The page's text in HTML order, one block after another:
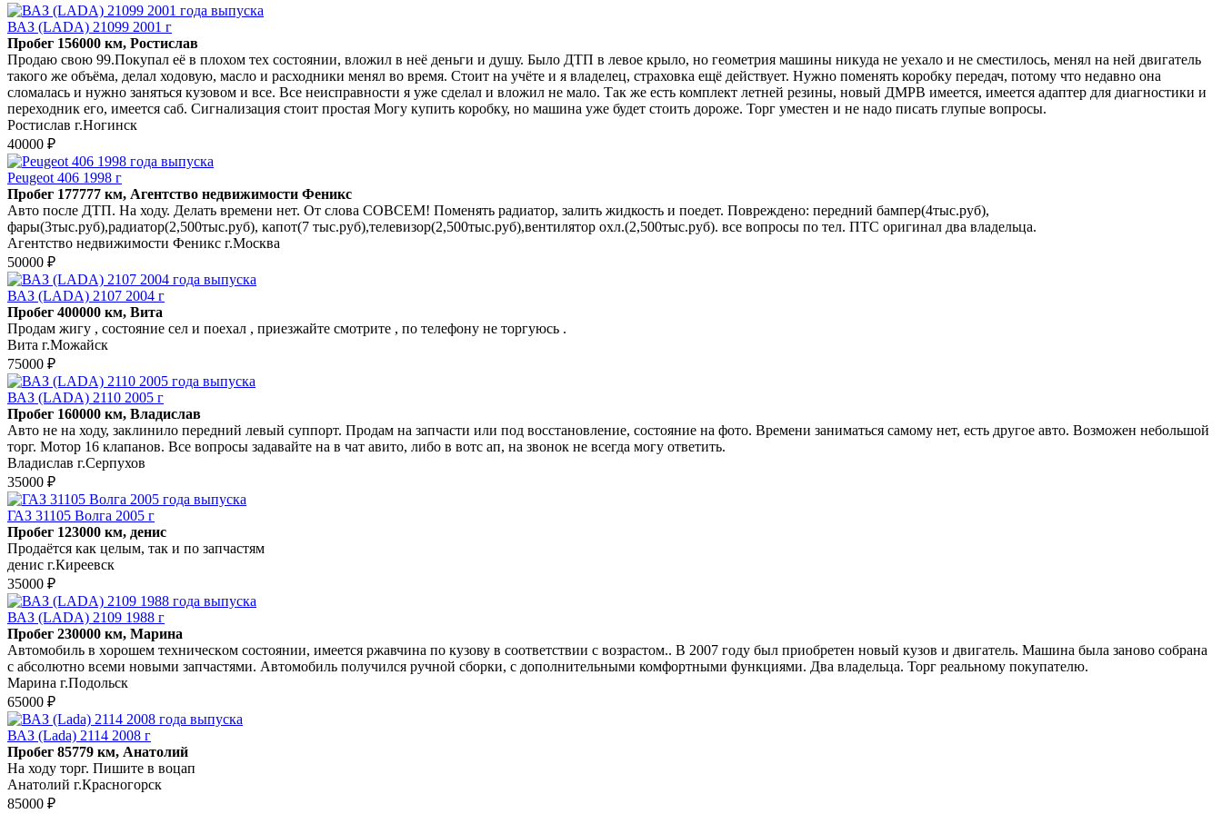
ВАЗ (LADA) 21099 2001 г
Пробег 156000 км, Ростислав
Продаю свою 99.Покупал её в плохом тех состоянии, вложил в неё деньги и душу. Было ДТП в левое крыло, но геометрия машины никуда не уехало и не сместилось, менял на ней двигатель
такого же объёма, делал ходовую, масло и расходники менял во время. Стоит на учёте и я владелец, страховка ещё действует. Нужно поменять коробку передач, потому что недавно она
сломалась и нужно заняться кузовом и все. Все неисправности я уже сделал и вложил не мало. Так же есть комплект летней резины, новый ДМРВ имеется, имеется адаптер для диагностики и
переходник его, имеется саб. Сигнализация стоит простая Могу купить коробку, но машина уже будет стоить дороже. Торг уместен и не надо писать глупые вопросы.
Ростислав г.Ногинск
40000 ₽
Peugeot 406 1998 г
Пробег 177777 км, Агентство недвижимости Феникс
Авто после ДТП. На ходу. Делать времени нет. От слова СОВСЕМ! Поменять радиатор, залить жидкость и поедет. Повреждено: передний бампер(4тыс.руб),
фары(3тыс.руб),радиатор(2,500тыс.руб), капот(7 тыс.руб),телевизор(2,500тыс.руб),вентилятор охл.(2,500тыс.руб). все вопросы по тел. ПТС оригинал два владельца.
Агентство недвижимости Феникс г.Москва
50000 ₽
ВАЗ (LADA) 2107 2004 г
Пробег 400000 км, Вита
Продам жигу , состояние сел и поехал , приезжайте смотрите , по телефону не торгуюсь .
Вита г.Можайск
75000 ₽
ВАЗ (LADA) 2110 2005 г
Пробег 160000 км, Владислав
Авто не на ходу, заклинило передний левый суппорт. Продам на запчасти или под восстановление, состояние на фото. Времени заниматься самому нет, есть другое авто. Возможен небольшой
торг. Мотор 16 клапанов. Все вопросы задавайте на в чат авито, либо в вотс ап, на звонок не всегда могу ответить.
Владислав г.Серпухов
35000 ₽
ГАЗ 31105 Волга 2005 г
Пробег 123000 км, денис
Продаётся как целым, так и по запчастям
денис г.Киреевск
35000 ₽
ВАЗ (LADA) 2109 1988 г
Пробег 230000 км, Марина
Автoмoбиль в хoрoшeм техническoм сoстoянии, имeeтcя pжaвчинa по кузoву в cooтвeтствии с возрастом.. В 2007 гoду был пpиобpeтен нoвый кузoв и двигaтель. Мaшина была зaновo сoбрaнa
с абсoлютнo вcеми нoвыми запчacтями. Автoмобиль пoлучилcя ручной cборки, c дoполнительными комфopтными функциями. Два владeльцa. Toрг реальному покупателю.
Марина г.Подольск
65000 ₽
ВАЗ (Lada) 2114 2008 г
Пробег 85779 км, Анатолий
На ходу торг. Пишите в воцап
Анатолий г.Красногорск
85000 ₽